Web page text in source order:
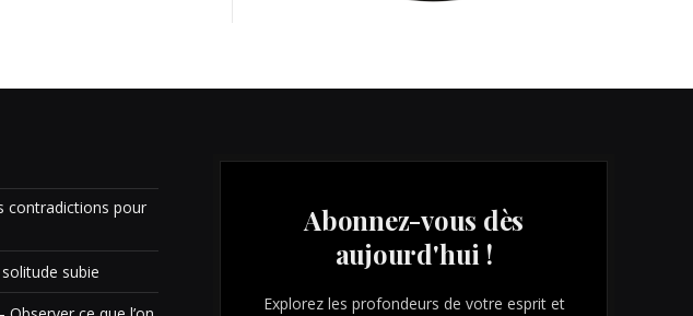
contradictions pour
subie
Abonnez-vous dès
aujourd'hui !
Explorez les profondeurs de votre esprit et